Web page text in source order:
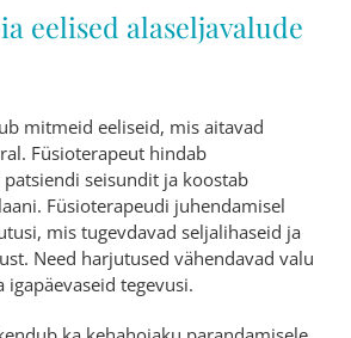
eelised alaseljavalude
mitmeid eeliseid, mis aitavad
Füsioterapeut hindab
seisundit ja koostab
Füsioterapeudi juhendamisel
mis tugevdavad seljalihaseid ja
Need harjutused vähendavad valu
igapäevaseid tegevusi.